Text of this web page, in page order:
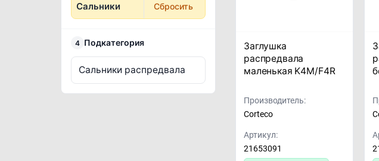
Сальники Сбросить
4 Подкатегория
Сальники распредвала
Заглушка
распредвала
маленькая K4M/F4R
Производитель:
Corteco
Артикул:
21653091